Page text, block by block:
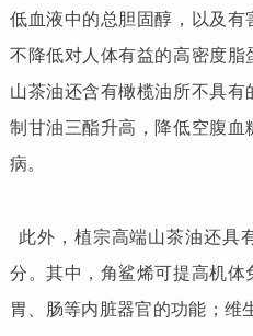
低血液中的总胆固醇，以及
不降低对人体有益的高密度
山茶油还含有橄榄油所不具
制甘油三酯升高，降低空腹
病。
此外，植宗高端山茶油还具
分。其中，角鲨烯可提高机
胃、肠等内脏器官的功能；维